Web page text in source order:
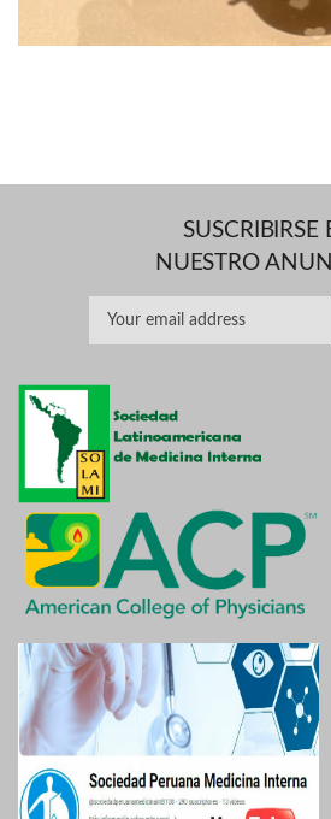
SUSCRIBIRSE
NUESTRO